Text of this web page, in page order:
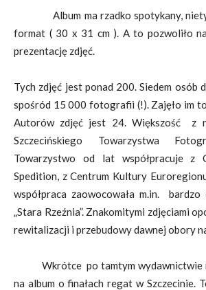
Album ma rzadko spotykany,
format ( 30 x 31 cm ). A to pozwoliło
prezentację zdjęć.
Tych zdjęć jest ponad 200. Siedem osób
spośród 15 000 fotografii (!). Zajęło im
Autorów zdjęć jest 24. Większość z
Szczecińskiego Towarzystwa
Towarzystwo od lat współpracuje z
Spedition, z Centrum Kultury
współpraca zaowocowała m.in. bardzo
„Stara Rzeźnia”. Znakomitymi zdjęciami
rewitalizacji i przebudowy dawnej obory
Wkrótce po tamtym wydawnictwie
na album o finałach regat w Szczecinie.